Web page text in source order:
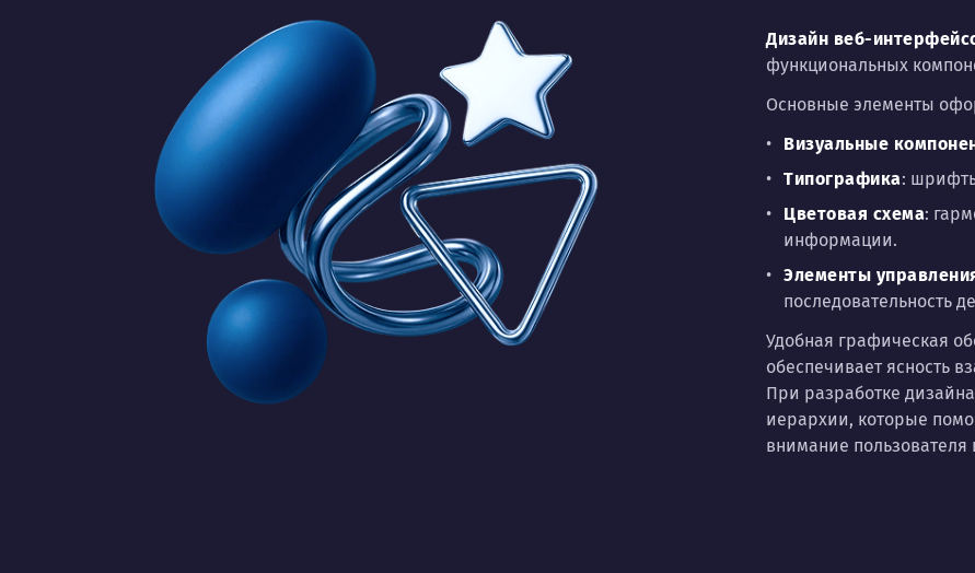
Дизайн веб-
функциональных
Основные элементы
Визуальные
Типографика:
Цветовая схема:
информации.
Элементы
последовательность
Удобная графическая
обеспечивает ясность
При разработке
иерархии, которые
внимание